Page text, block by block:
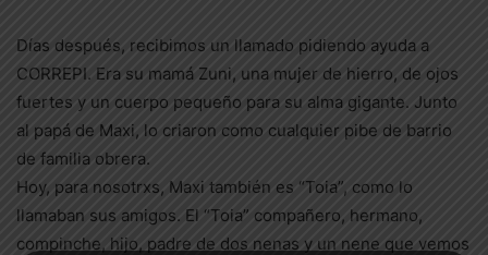
Días después, recibimos un llamado pidiendo ayuda a
CORREPI. Era su mamá Zuni, una mujer de hierro, de ojos
fuertes y un cuerpo pequeño para su alma gigante. Junto
al papá de Maxi, lo criaron como cualquier pibe de barrio
de familia obrera.
Hoy, para nosotrxs, Maxi también es “Toia”, como lo
llamaban sus amigos. El “Toia” compañero, hermano,
compinche, hijo, padre de dos nenas y un nene que vemos